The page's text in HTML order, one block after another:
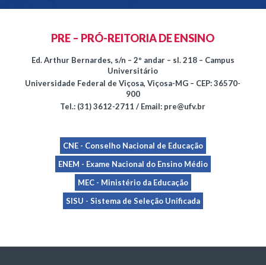
PRE – PRÓ-REITORIA DE ENSINO
Ed. Arthur Bernardes, s/n – 2º andar – sl. 218 – Campus
Universitário
Universidade Federal de Viçosa, Viçosa-MG – CEP: 36570-
900
Tel.: (31) 3612-2711 / Email: pre@ufv.br
CNE - Conselho Nacional de Educação
ENEM - Exame Nacional do Ensino Médio
MEC - Ministério da Educação
SISU - Sistema de Seleção Unificada